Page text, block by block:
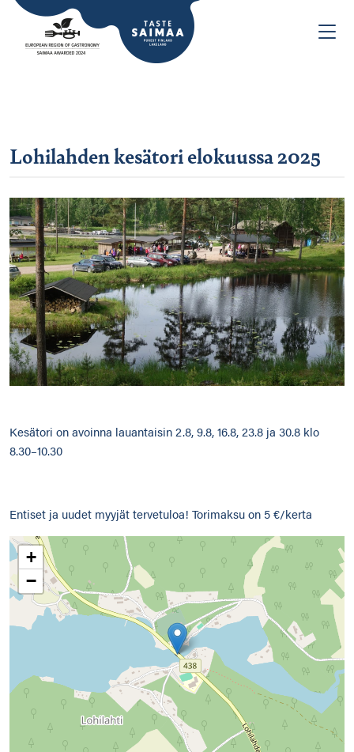
Lohilahden kesätori elokuussa 2025
Kesätori on avoinna lauantaisin 2.8, 9.8, 16.8, 23.8 ja 30.8 klo
8.30–10.30
Entiset ja uudet myyjät tervetuloa! Torimaksu on 5 €/kerta
+
−